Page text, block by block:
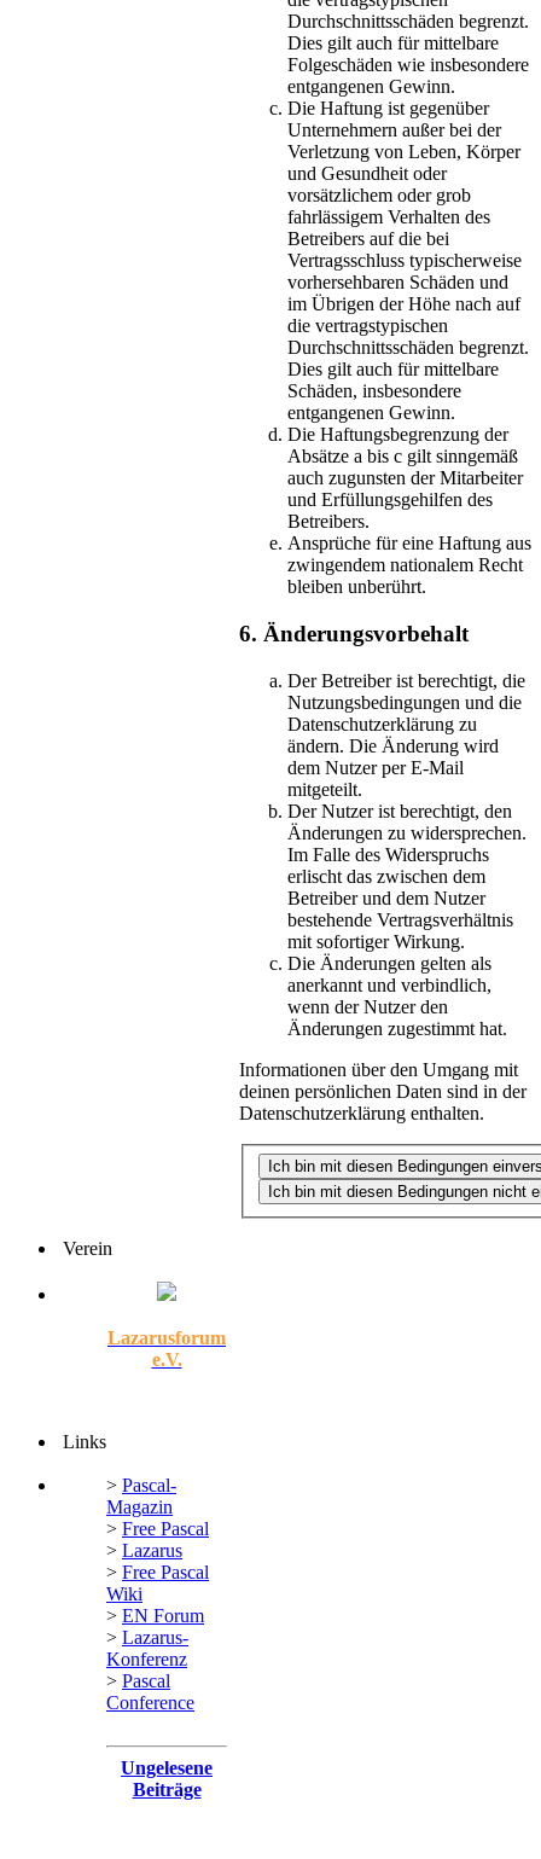
Durchschnittsschäden begrenzt.
Dies gilt auch für mittelbare
Folgeschäden wie insbesondere
entgangenen Gewinn.
Die Haftung ist gegenüber
Unternehmern außer bei der
Verletzung von Leben, Körper
und Gesundheit oder
vorsätzlichem oder grob
fahrlässigem Verhalten des
Betreibers auf die bei
Vertragsschluss typischerweise
vorhersehbaren Schäden und
im Übrigen der Höhe nach auf
die vertragstypischen
Durchschnittsschäden begrenzt.
Dies gilt auch für mittelbare
Schäden, insbesondere
entgangenen Gewinn.
Die Haftungsbegrenzung der
Absätze a bis c gilt sinngemäß
auch zugunsten der Mitarbeiter
und Erfüllungsgehilfen des
Betreibers.
Ansprüche für eine Haftung aus
zwingendem nationalem Recht
bleiben unberührt.
6. Änderungsvorbehalt
Der Betreiber ist berechtigt, die
Nutzungsbedingungen und die
Datenschutzerklärung zu
ändern. Die Änderung wird
dem Nutzer per E-Mail
mitgeteilt.
Der Nutzer ist berechtigt, den
Änderungen zu widersprechen.
Im Falle des Widerspruchs
erlischt das zwischen dem
Betreiber und dem Nutzer
bestehende Vertragsverhältnis
mit sofortiger Wirkung.
Die Änderungen gelten als
anerkannt und verbindlich,
wenn der Nutzer den
Änderungen zugestimmt hat.
Informationen über den Umgang mit
deinen persönlichen Daten sind in der
Datenschutzerklärung enthalten.
Verein
Lazarusforum
e.V.
Links
> Pascal-
Magazin
> Free Pascal
> Lazarus
> Free Pascal
Wiki
> EN Forum
> Lazarus-
Konferenz
> Pascal
Conference
Ungelesene
Beiträge